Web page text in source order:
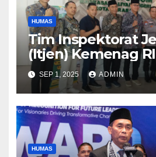
HUMAS
Tim Inspektorat
(Itjen) Kemenag
Pendampingan
BMN MAN Kota
SEP 1, 2025 ADMIN
HUMAS